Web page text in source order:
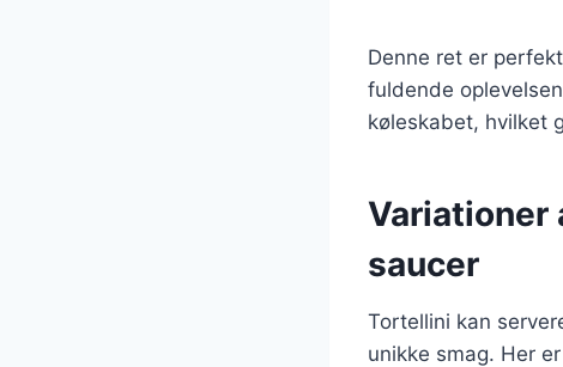
Denne ret er
fuldende
køleskabet, hvilket
Variationer
saucer
Tortellini kan
unikke smag. Her